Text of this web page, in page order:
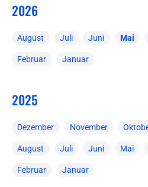
2026
August Juli Juni Mai
Februar Januar
2025
Dezember November
August Juli Juni Mai
Februar Januar